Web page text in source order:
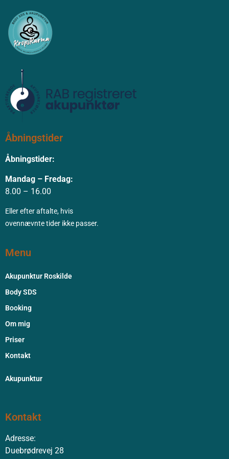
Åbningstider
Åbningstider:
Mandag – Fredag:
8.00 – 16.00
Eller efter aftalte, hvis
ovennævnte tider ikke passer.
Menu
Akupunktur Roskilde
Body SDS
Booking
Om mig
Priser
Kontakt
Akupunktur
Kontakt
Adresse:
Duebrødrevej 28